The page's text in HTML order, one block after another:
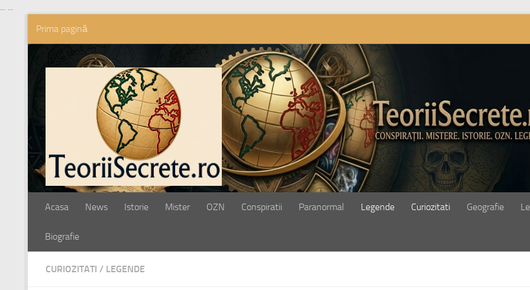
... ...
Skip to content
Prima pagină
Acasa News Istorie Mister OZN Conspiratii Paranormal Legende Curiozitati Geografie
Biografie
CURIOZITATI / LEGENDE